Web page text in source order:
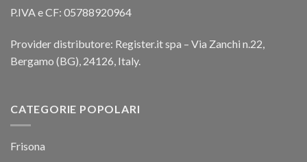
P.IVA e CF: 05788920964
Provider distributore: Register.it spa – Via Zanchi n.22,
Bergamo (BG), 24126, Italy.
CATEGORIE POPOLARI
Frisona